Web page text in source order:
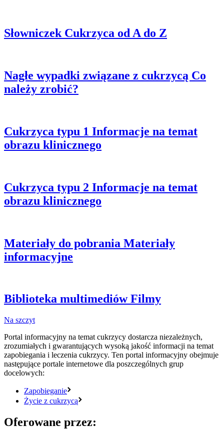
Słowniczek Cukrzyca od A do Z
Nagłe wypadki związane z cukrzycą Co
należy zrobić?
Cukrzyca typu 1 Informacje na temat
obrazu klinicznego
Cukrzyca typu 2 Informacje na temat
obrazu klinicznego
Materiały do pobrania Materiały
informacyjne
Biblioteka multimediówFilmy
Na szczyt
Portal informacyjny na temat cukrzycy dostarcza niezależnych,
zrozumiałych i gwarantujących wysoką jakość informacji na temat
zapobiegania i leczenia cukrzycy. Ten portal informacyjny obejmuje
następujące portale internetowe dla poszczególnych grup
docelowych:
Zapobieganie
Życie z cukrzycą
Oferowane przez: